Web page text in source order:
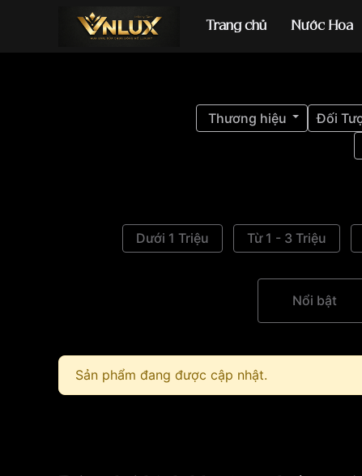
Trang chủ Nước Hoa
Đồng hồ casio
Thương hiệu Đối
Dưới 1 Triệu Từ 1 - 3 Triệu
Nổi bật
Sản phẩm đang được cập nhật.